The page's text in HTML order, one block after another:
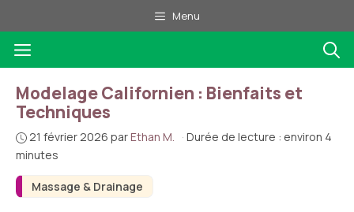
au
contenu
Menu
Menu
Massage & Drainage
Modelage Californien : Bienfaits et
Techniques
21 février 2026 parEthan M. · Durée de lecture : environ 4
minutes